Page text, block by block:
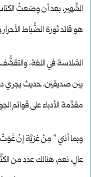
الشَّهير، بعد أن وضعتُ
هو قائد ثورة الضُّباط
السَّلاسة في اللغة،
بين صديقين، حديث يجري
مقدَّمة الأدباء على قوائم
وبما أنني ” مِنْ غزيَّة إنْ
عالٍ، نعم، هنالك عدد من